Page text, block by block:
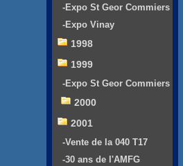
-Expo St Geor Commiers
-Expo Vinay
1998
1999
-Expo St Geor Commiers
2000
2001
-Vente de la 040 T17
-30 ans de l'AMFG